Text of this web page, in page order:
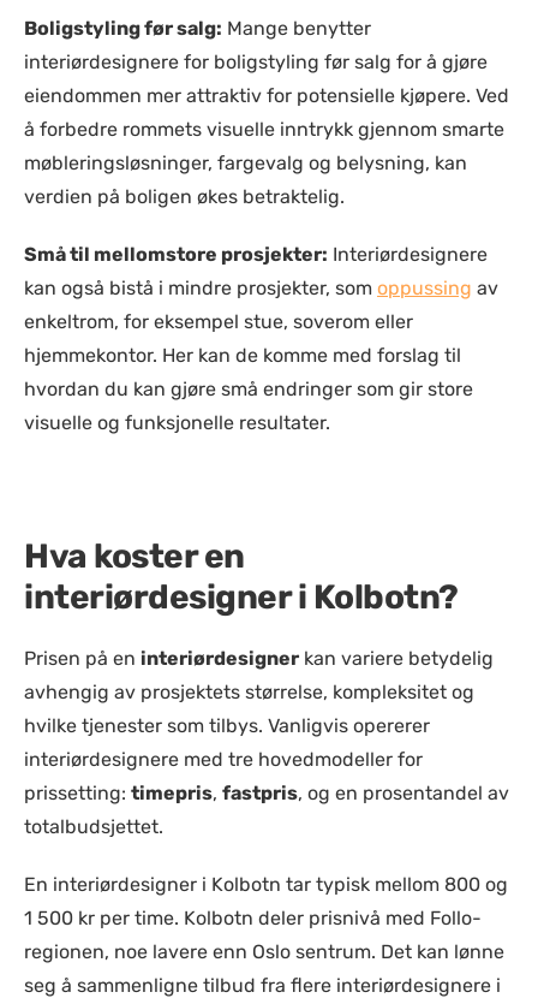
Boligstyling før salg: Mange benytter
interiørdesignere for boligstyling før salg for å gjøre
eiendommen mer attraktiv for potensielle kjøpere. Ved
å forbedre rommets visuelle inntrykk gjennom smarte
møbleringsløsninger, fargevalg og belysning, kan
verdien på boligen økes betraktelig.
Små til mellomstore prosjekter: Interiørdesignere
kan også bistå i mindre prosjekter, som oppussing av
enkeltrom, for eksempel stue, soverom eller
hjemmekontor. Her kan de komme med forslag til
hvordan du kan gjøre små endringer som gir store
visuelle og funksjonelle resultater.
Hva koster en
interiørdesigner i Kolbotn?
Prisen på en interiørdesigner kan variere betydelig
avhengig av prosjektets størrelse, kompleksitet og
hvilke tjenester som tilbys. Vanligvis opererer
interiørdesignere med tre hovedmodeller for
prissetting: timepris, fastpris, og en prosentandel av
totalbudsjettet.
En interiørdesigner i Kolbotn tar typisk mellom 800 og
1 500 kr per time. Kolbotn deler prisnivå med Follo-
regionen, noe lavere enn Oslo sentrum. Det kan lønne
seg å sammenligne tilbud fra flere interiørdesignere i